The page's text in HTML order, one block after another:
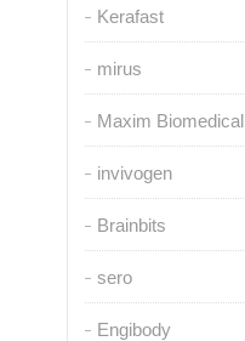
Kerafast
mirus
Maxim Biomedical
invivogen
Brainbits
sero
Engibody